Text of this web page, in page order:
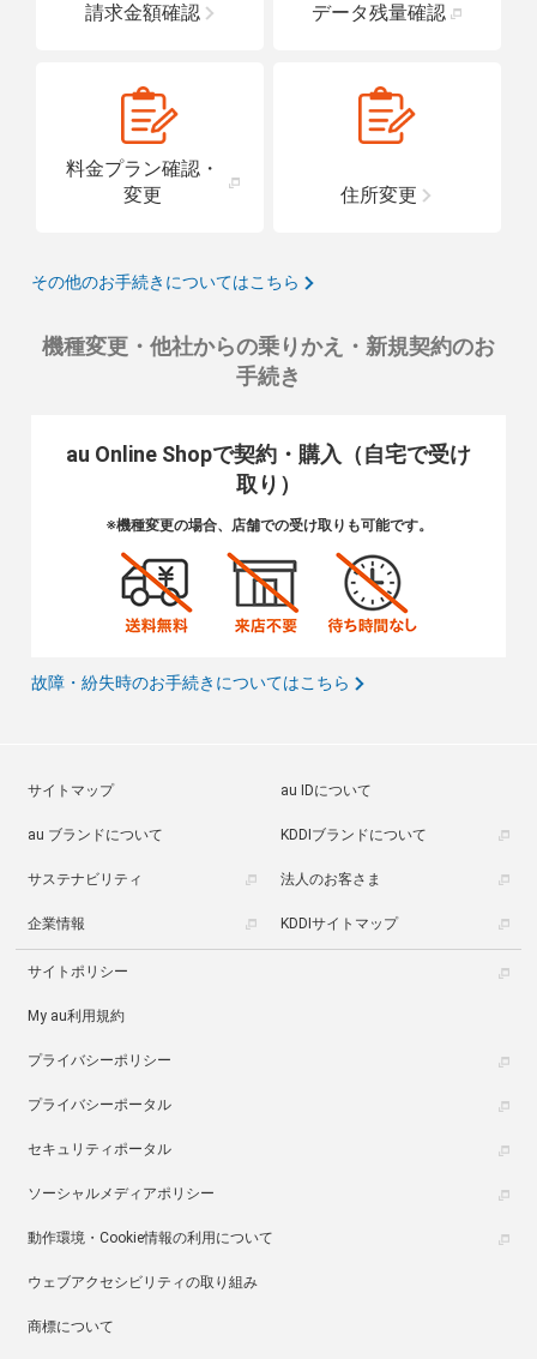
請求金額確認 データ残量確認
料金プラン確認・
変更
住所変更
その他のお手続きについてはこちら
機種変更・他社からの乗りかえ・新規契約のお
手続き
au Online Shopで契約・購入（自宅で受け
取り）
※機種変更の場合、店舗での受け取りも可能です。
故障・紛失時のお手続きについてはこちら
サイトマップ au IDについて
au ブランドについて KDDIブランドについて
サステナビリティ 法人のお客さま
企業情報 KDDIサイトマップ
サイトポリシー
My au利用規約
プライバシーポリシー
プライバシーポータル
セキュリティポータル
ソーシャルメディアポリシー
動作環境・Cookie情報の利用について
ウェブアクセシビリティの取り組み
商標について